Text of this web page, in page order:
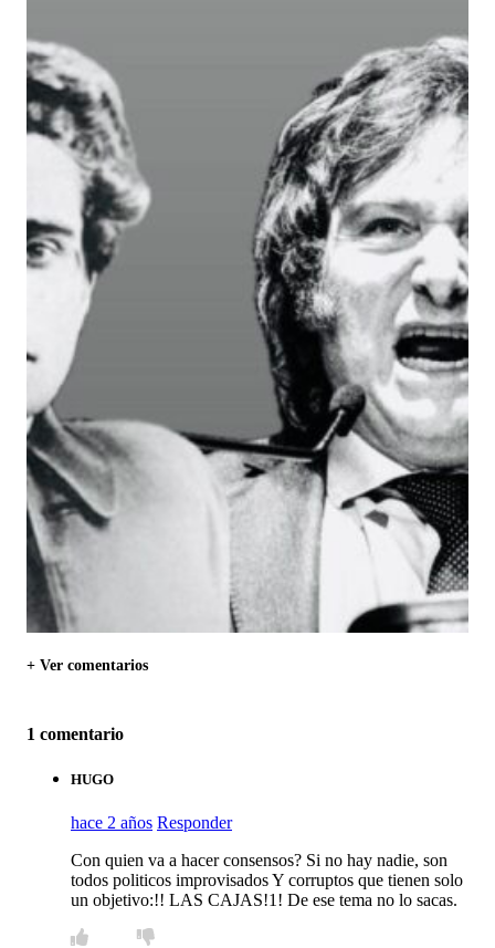
+ Ver comentarios
1 comentario
HUGO
hace 2 años Responder
Con quien va a hacer consensos? Si no hay nadie, son
todos politicos improvisados Y corruptos que tienen solo
un objetivo:!! LAS CAJAS!1! De ese tema no lo sacas.